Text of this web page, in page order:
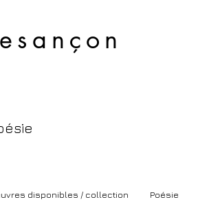
disponibles / collection Poésie